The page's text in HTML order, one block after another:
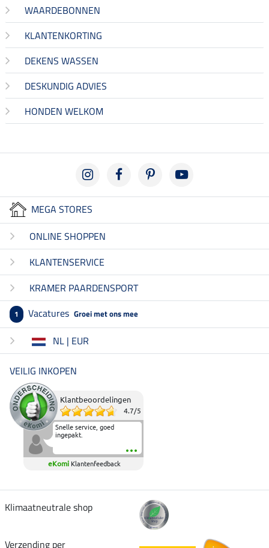
WAARDEBONNEN
KLANTENKORTING
DEKENS WASSEN
DESKUNDIG ADVIES
HONDEN WELKOM
MEGA STORES
ONLINE SHOPPEN
KLANTENSERVICE
KRAMER PAARDENSPORT
1 Vacatures Groei met ons mee
NL | EUR
VEILIG INKOPEN
Klantbeoordelingen
4.7/5
Snelle service, goed
ingepakt.
eKomi Klantenfeedback
Klimaatneutrale shop
Verzending per